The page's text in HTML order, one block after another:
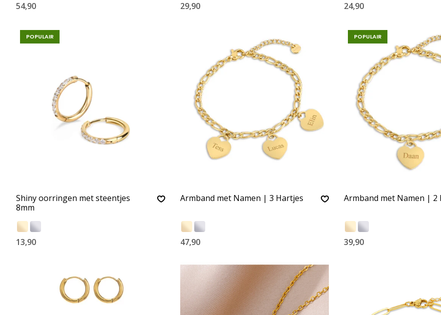
54,90 29,90 24,90
POPULAIR
Shiny oorringen met steentjes
8mm
13,90
Armband met Namen | 3 Hartjes
47,90
POPULAIR
Armband met Namen | 2
39,90